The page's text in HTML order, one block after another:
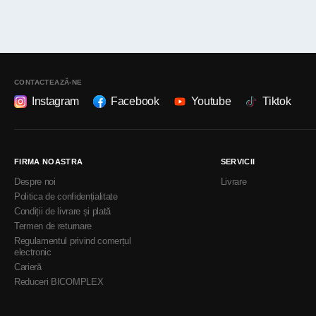
CONTACTEAZĂ-NE
Instagram Facebook Youtube Tiktok
FIRMA NOASTRA
Despre noi
Politica de confidențialitate
Condiții de livrare și plată
Termen de returnare
Regulamentul privind comerțul
electronic
Carieră
Reduceri BICOMPLEX
SERVICII
Livrare